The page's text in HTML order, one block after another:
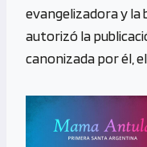
evangelizadora y la
autorizó la
canonizada por él,